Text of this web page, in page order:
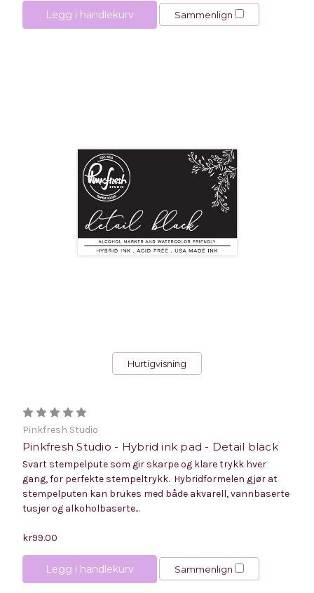
Legg i handlekurv Sammenlign
Hurtigvisning
Pinkfresh Studio
Pinkfresh Studio - Hybrid ink pad - Detail black
Svart stempelpute som gir skarpe og klare trykk hver
gang, for perfekte stempeltrykk. Hybridformelen gjør at
stempelputen kan brukes med både akvarell, vannbaserte
tusjer og alkoholbaserte...
kr99.00
Legg i handlekurv Sammenlign